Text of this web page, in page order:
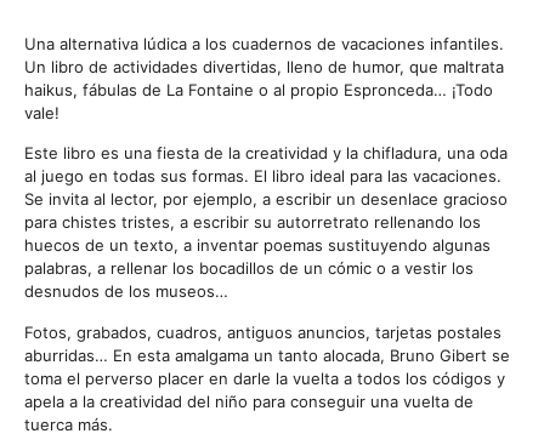
Una alternativa lúdica a los cuadernos de vacaciones infantiles.
Un libro de actividades divertidas, lleno de humor, que maltrata
haikus, fábulas de La Fontaine o al propio Espronceda… ¡Todo
vale!
Este libro es una fiesta de la creatividad y la chifladura, una oda
al juego en todas sus formas. El libro ideal para las vacaciones.
Se invita al lector, por ejemplo, a escribir un desenlace gracioso
para chistes tristes, a escribir su autorretrato rellenando los
huecos de un texto, a inventar poemas sustituyendo algunas
palabras, a rellenar los bocadillos de un cómic o a vestir los
desnudos de los museos…
Fotos, grabados, cuadros, antiguos anuncios, tarjetas postales
aburridas… En esta amalgama un tanto alocada, Bruno Gibert se
toma el perverso placer en darle la vuelta a todos los códigos y
apela a la creatividad del niño para conseguir una vuelta de
tuerca más.